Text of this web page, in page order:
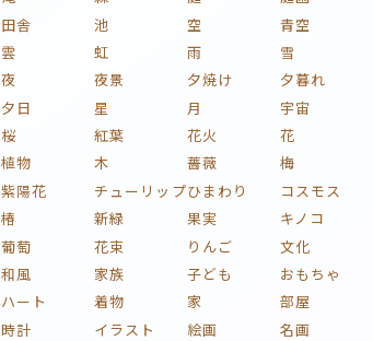
田舎
池 空
青空
雲
虹 雨
雪
夜
夜景 夕焼け
夕暮れ
夕日
星 月
宇宙
桜
紅葉 花火
花
植物
木 薔薇
梅
紫陽花
チューリップひまわり
コスモス
椿
新緑 果実
キノコ
葡萄
花束 りんご
文化
和風
家族 子ども
おもちゃ
ハート
着物 家
部屋
時計
イラスト 絵画
名画